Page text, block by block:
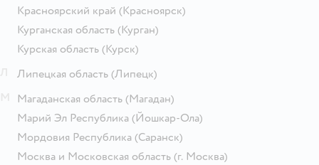
Красноярский край (Красноярск)
Курганская область (Курган)
Курская область (Курск)
Липецкая область (Липецк)
Магаданская область (Магадан)
Марий Эл Республика (Йошкар-Ола)
Мордовия Республика (Саранск)
Москва и Московская область (г. Москва)